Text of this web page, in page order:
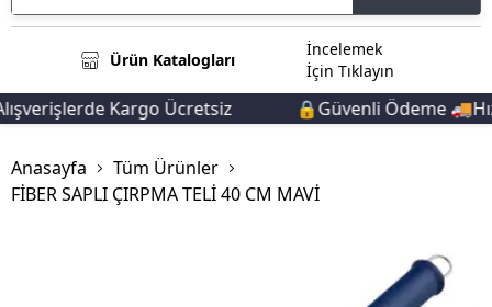
Ürün Katalogları
İncelemek
İçin Tıklayın
Kargo Ücretsiz 🔒Güvenli Ödeme
Anasayfa
Tüm Ürünler
FİBER SAPLI ÇIRPMA TELİ 40 CM MAVİ